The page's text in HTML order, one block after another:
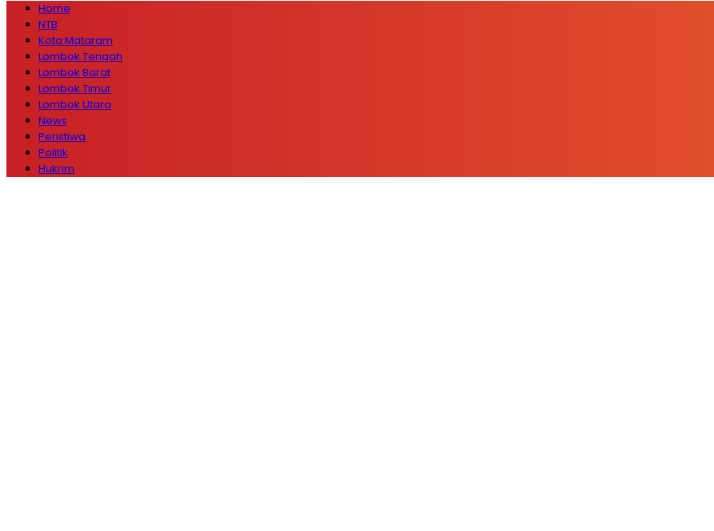
Home
NTB
Kota Mataram
Lombok Tengah
Lombok Barat
Lombok Timur
Lombok Utara
News
Peristiwa
Politik
Hukrim